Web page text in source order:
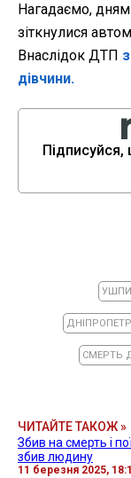
Нагадаємо,
зіткнулися
Внаслідок ДТП
дівчини.
СМЕРТЬ
ЧИТАЙТЕ ТАКОЖ »
Збив на смерть і
збив людину
11 березня 2025,